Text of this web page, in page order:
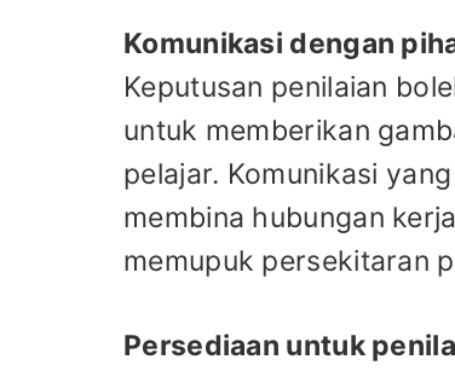
Komunikasi dengan
Keputusan penilaian
untuk memberikan
pelajar. Komunikasi
membina hubungan
memupuk persekitaran
Persediaan untuk